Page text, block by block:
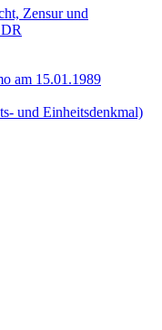
Zensur und
am 15.01.1989
und Einheitsdenkmal)